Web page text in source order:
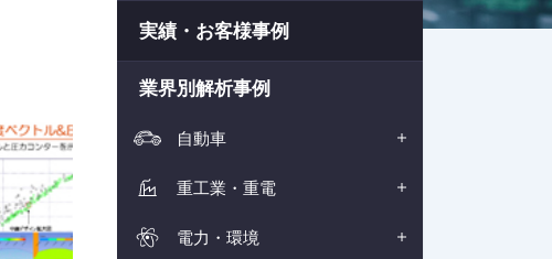
実績・お客様事例
業界別解析事例
自動車
重工業・重電
電力・環境